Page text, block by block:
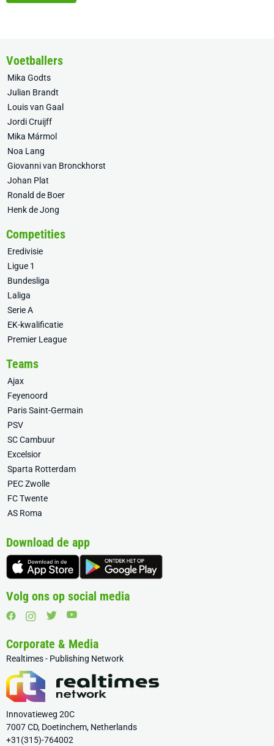
Voetballers
Mika Godts
Julian Brandt
Louis van Gaal
Jordi Cruijff
Mika Mármol
Noa Lang
Giovanni van Bronckhorst
Johan Plat
Ronald de Boer
Henk de Jong
Competities
Eredivisie
Ligue 1
Bundesliga
Laliga
Serie A
EK-kwalificatie
Premier League
Teams
Ajax
Feyenoord
Paris Saint-Germain
PSV
SC Cambuur
Excelsior
Sparta Rotterdam
PEC Zwolle
FC Twente
AS Roma
Download de app
Volg ons op social media
Corporate & Media
Realtimes - Publishing Network
Innovatieweg 20C
7007 CD, Doetinchem, Netherlands
+31(315)-764002